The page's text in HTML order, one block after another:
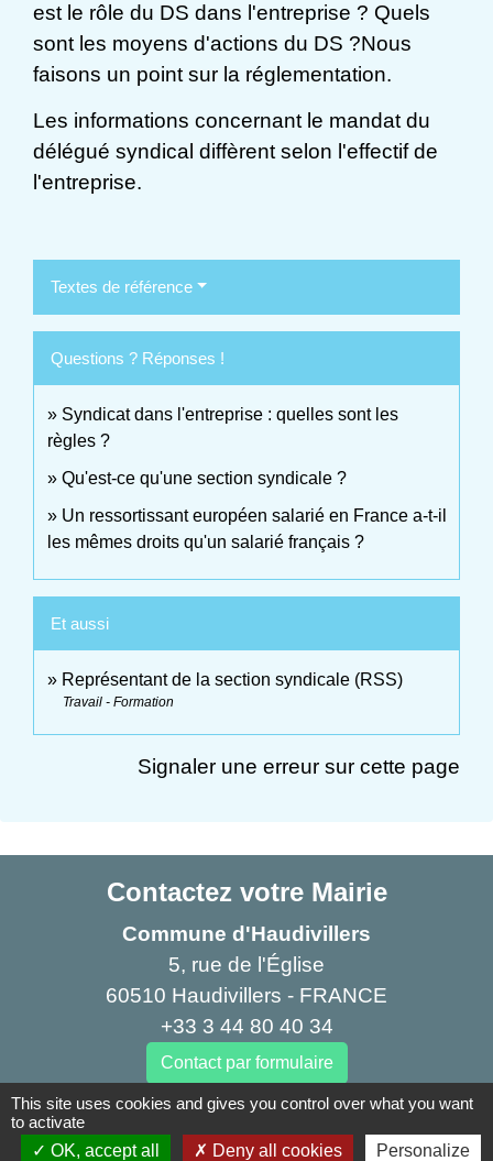
est le rôle du DS dans l'entreprise ? Quels
sont les moyens d'actions du DS ?Nous
faisons un point sur la réglementation.
Les informations concernant le mandat du
délégué syndical diffèrent selon l'effectif de
l'entreprise.
Textes de référence
Questions ? Réponses !
Syndicat dans l'entreprise : quelles sont les
règles ?
Qu'est-ce qu'une section syndicale ?
Un ressortissant européen salarié en France a-t-il
les mêmes droits qu'un salarié français ?
Et aussi
Représentant de la section syndicale (RSS)
Travail - Formation
Signaler une erreur sur cette page
Contactez votre Mairie
Commune d'Haudivillers
5, rue de l'Église
60510 Haudivillers - FRANCE
+33 3 44 80 40 34
Contact par formulaire
Liens
This site uses cookies and gives you control over what you want
to activate
OK, accept all
Deny all cookies Personalize